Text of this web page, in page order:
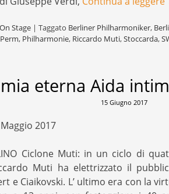
On Stage | Taggato Berliner Philharmoniker,
Perm, Philharmonie, Riccardo Muti,Stoccarda,
eterna Aida
15 Giugno 2017
Maggio 2017
Ciclone Muti: in un ciclo di
Muti ha elettrizzato il
e Ciaikovski. L’ ultimo era con la